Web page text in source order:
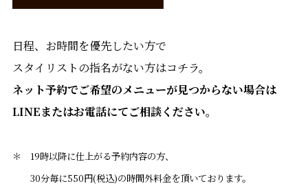
日程、お時間を優先したい方で
スタイリストの指名がない方はコチラ。
ネット予約でご希望のメニューが見つからない場合は
LINEまたはお電話にてご相談ください。
＊ 19時以降に仕上がる予約内容の方、
30分毎に550円(税込)の時間外料金を頂いております。